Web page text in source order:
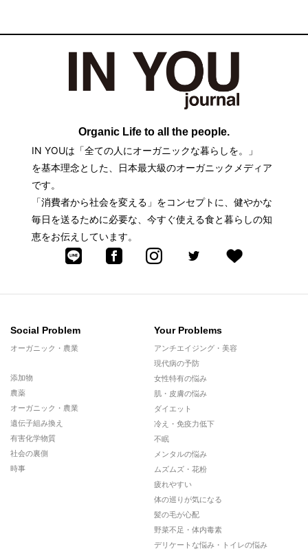
Organic Life to all the people.
IN YOUは「全ての人にオーガニックな暮らしを。」
を基本理念とした、日本最大級のオーガニックメディア
です。
「消費者から社会を変える」をコンセプトに、健やかな
毎日を送るために必要な、今すぐ使える食と暮らしの知
恵をお伝えしています。
Social Problem
オーガニック・農業
添加物
農薬
オーガニック・農業
遺伝子組み換え
有害化学物質
社会の裏側
時事
Your Problems
アンチエイジング・美容
現代病の予防
女性特有の悩み
肌・皮膚の悩み
ダイエット
冷え・免疫力低下
不眠
メンタルの悩み
ムズムズ・花粉
疲れやすい
体の巡りが気になる
髪の毛が心配
野菜不足・体内毒素
デリケートな悩み・トイレの悩み